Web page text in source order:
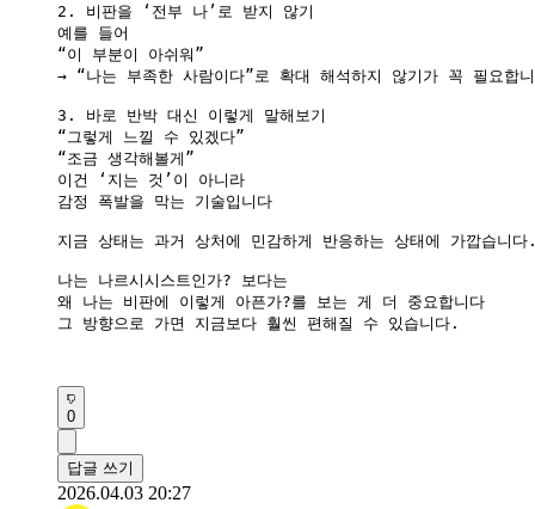
2. 비판을 ‘전부 나’로 받지 않기
예를 들어
“이 부분이 아쉬워”
→ “나는 부족한 사람이다”로 확대 해석하지 않기가 꼭 필요합
3. 바로 반박 대신 이렇게 말해보기
“그렇게 느낄 수 있겠다”
“조금 생각해볼게”
이건 ‘지는 것’이 아니라
감정 폭발을 막는 기술입니다
지금 상태는 과거 상처에 민감하게 반응하는 상태에 가깝습니
나는 나르시시스트인가? 보다는
왜 나는 비판에 이렇게 아픈가?를 보는 게 더 중요합니다
그 방향으로 가면 지금보다 훨씬 편해질 수 있습니다.
0
답글 쓰기
2026.04.03 20:27